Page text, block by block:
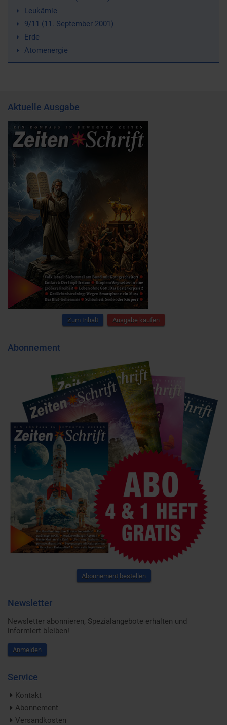
Leukämie
9/11 (11. September 2001)
Erde
Atomenergie
Aktuelle Ausgabe
Zum Inhalt Ausgabe kaufen
Abonnement
Abonnement bestellen
Newsletter
Newsletter abonnieren, Spezialangebote erhalten und
informiert bleiben!
Anmelden
Service
Kontakt
Abonnement
Versandkosten